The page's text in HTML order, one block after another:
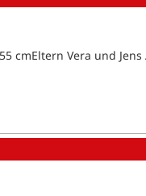
cmEltern Vera und